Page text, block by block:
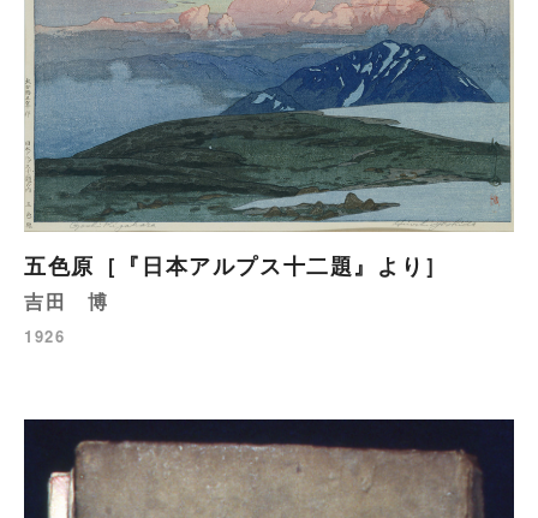
五色原［『日本アルプス十二題』より］
吉田 博
1926